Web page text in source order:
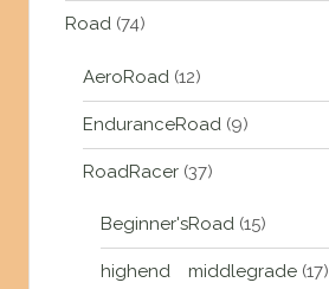
Road(74)
AeroRoad (12)
EnduranceRoad (9)
RoadRacer(37)
Beginner'sRoad(15)
highend middlegrade(17)